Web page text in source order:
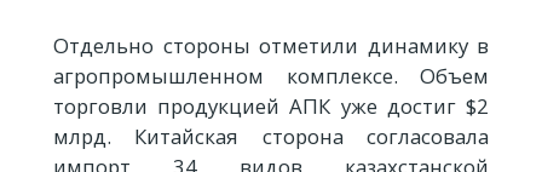
Отдельно стороны отметили динамику в
агропромышленном комплексе. Объем
торговли продукцией АПК уже достиг $2
млрд. Китайская сторона согласовала